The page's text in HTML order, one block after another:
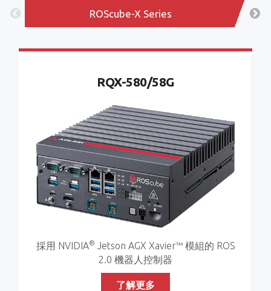
ROScube-X Series
RQX-580/58G
採用 NVIDIA®
Jetson AGX Xavier™ 模組的 ROS
2.0 機器人控制器
了解更多